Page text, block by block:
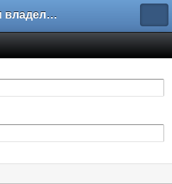
Форум владельцев интернет-магазинов